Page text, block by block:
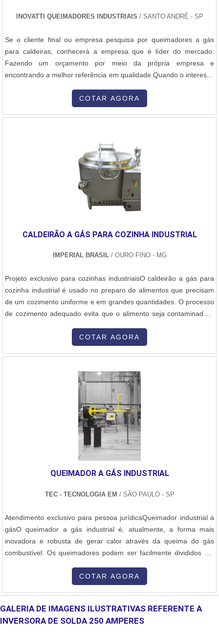
INOVATTI QUEIMADORES INDUSTRIAIS / SANTO ANDRÉ - SP
Se o cliente final ou empresa pesquisa por queimadores a gás
para caldeiras, conhecerá a empresa que é líder do mercado.
Fazendo um orçamento por meio da própria empresa e
encontrando a melhor referência em qualidade.Quando o interesse
Industriais o cliente encontrará excelente custo-benefício com
estrutura com escritório de alta qualidade onde são realizadas as
atividades e matéria-prima de excelente qualidade, tudo para
garantir queimadores a gás para caldeiras com precisão.Há muitas
maneiras eficientes de uma empresa demonstrar competência,
excelência e destaque em sua área de atuação. A Inovatti
Queimadores Industriais se mostra referência por ter: Soluções
privilegiada na Grande São Paulo. Ainda tratando-se de
queimadores a gás para caldeiras, na essência da empresa, a
qualidade e excelente custo-benefício, detalhes que passam
despercebidos e podem gerar prejuízo futuros para os
clientes.Esses e outros motivos são a razão pela qual a Inovatti
Queimadores Industriais é uma empresa responsável quando
foca sempre a qualidade final para fidelização do cliente com
parcerias duradouras.QUALIDADE COMPROVADA NO
SEGMENTONa Inovatti Queimadores Industriais tem o que há de
opções de itens oferecidos, como queimador industrial de alta
temperatura e manutenção de queimadores industriais com ótima
qualidade e assertividade. Se diferenciando dentro de seu
segmento, a empresa consegue também proporcionar um
atendimento cuidadoso e que busca a satisfação do cliente.A
Inovatti Queimadores Industriais é uma empresa que tem sido
preferência no segmento por toda seriedade e qualidade o que
garante o sucesso dos clientes de ponta a ponta.
COTAR AGORA
CALDEIRÃO A GÁS PARA COZINHA INDUSTRIAL
IMPERIAL BRASIL/ OURO FINO - MG
Projeto exclusivo para cozinhas industriaisO caldeirão a gás para
cozinha industrial é usado no preparo de alimentos que precisam
de um cozimento uniforme e em grandes quantidades. O processo
de cozimento adequado evita que o alimento seja contaminado e
fabricaçãoÉ construído em aço inoxidável, com opções de 100
COTAR AGORA
QUEIMADOR A GÁS INDUSTRIAL
TEC - TECNOLOGIA EM / SÃO PAULO - SP
Atendimento exclusivo para pessoa jurídicaQueimador industrial a
gásO queimador a gás industrial é, atualmente, a forma mais
inovadora e robusta de gerar calor através da queima do gás
combustível. Os queimadores podem ser facilmente divididos em
eles:Monobloco: muito aplicável em geradores de vapor, água
COTAR AGORA
GALERIA DE IMAGENS ILUSTRATIVAS REFERENTE A
INVERSORA DE SOLDA 250 AMPERES